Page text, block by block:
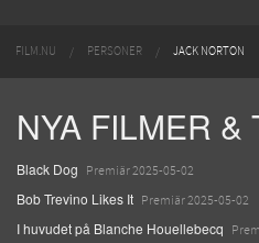
FILM.NU PERSONER JACK NORTON
NYA FILMER &
Black Dog Premiär 2025-05-02
Bob Trevino Likes It Premiär 2025-05-02
I huvudet på Blanche Houellebecq